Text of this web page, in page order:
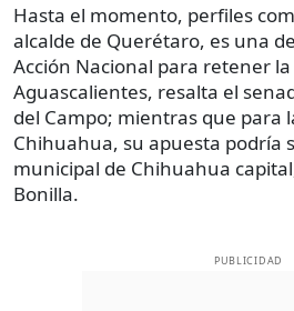
Hasta el momento, perfiles
alcalde de Querétaro, es una
Acción Nacional para retener
Aguascalientes, resalta el
del Campo; mientras que para
Chihuahua, su apuesta podría
municipal de Chihuahua
Bonilla.
PUBLICIDAD